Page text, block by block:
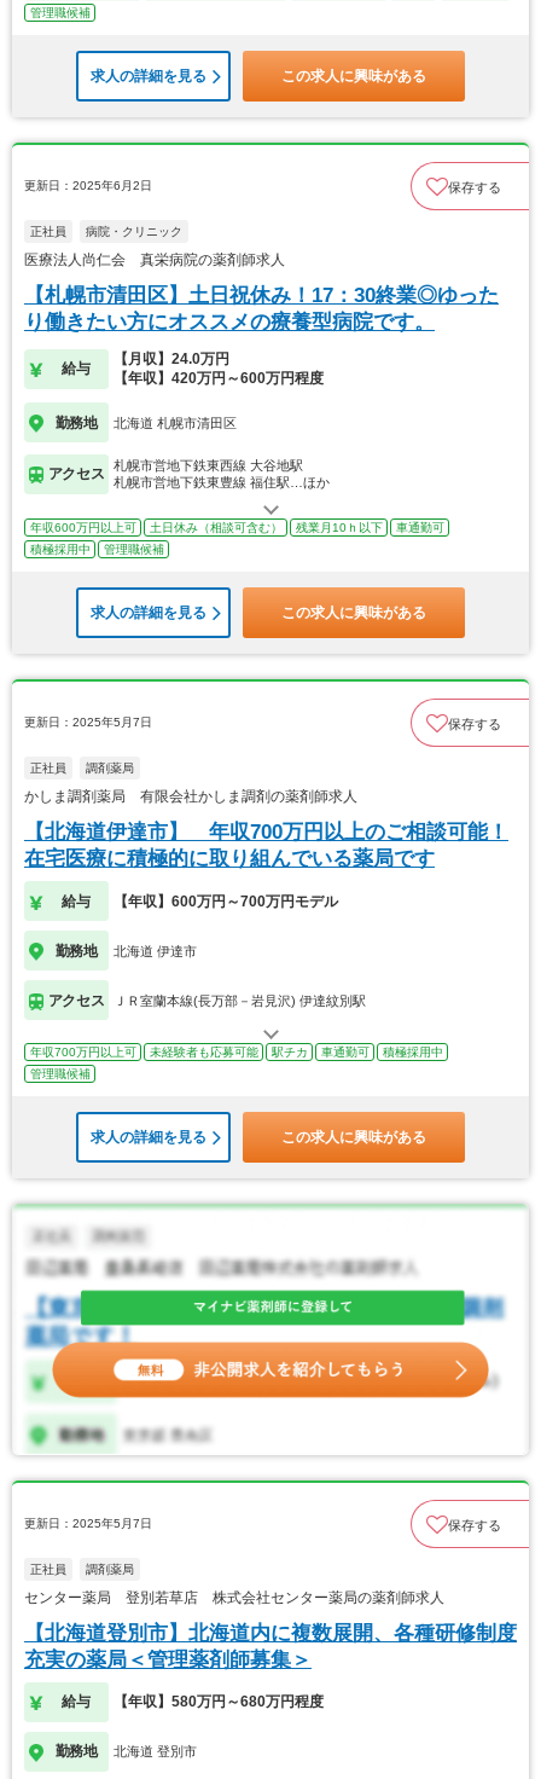
管理職候補
求人の詳細を見る この求人に興味がある
更新日：2025年6月2日 保存する
正社員 病院・クリニック
医療法人尚仁会 真栄病院の薬剤師求人
【札幌市清田区】土日祝休み！17：30終業◎ゆった
り働きたい方にオススメの療養型病院です。
給与
【月収】24.0万円
【年収】420万円～600万円程度
勤務地 北海道 札幌市清田区
アクセス
札幌市営地下鉄東西線 大谷地駅
札幌市営地下鉄東豊線 福住駅…ほか
年収600万円以上可 土日休み（相談可含む） 残業月10ｈ以下
車通勤可
積極採用中
管理職候補
求人の詳細を見る この求人に興味がある
更新日：2025年5月7日 保存する
正社員 調剤薬局
かしま調剤薬局 有限会社かしま調剤の薬剤師求人
【北海道伊達市】 年収700万円以上のご相談可能！
在宅医療に積極的に取り組んでいる薬局です
給与 【年収】600万円～700万円モデル
勤務地 北海道 伊達市
アクセス ＪＲ室蘭本線(長万部－岩見沢) 伊達紋別駅
年収700万円以上可 未経験者も応募可能 駅チカ 車通勤可
積極採用中
管理職候補
求人の詳細を見る この求人に興味がある
更新日：2025年5月7日 保存する
正社員 調剤薬局
センター薬局 登別若草店 株式会社センター薬局の薬剤師求人
【北海道登別市】北海道内に複数展開、各種研修制度
充実の薬局＜管理薬剤師募集＞
給与 【年収】580万円～680万円程度
勤務地 北海道 登別市